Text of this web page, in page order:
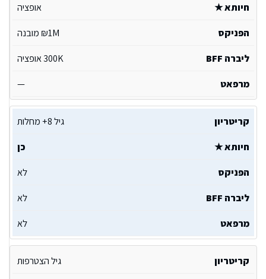
אופציה
1M₪ מובנה
300K אופציה
—
גיל 8+ מחלות
כן
לא
לא
לא
גיל הצטרפות